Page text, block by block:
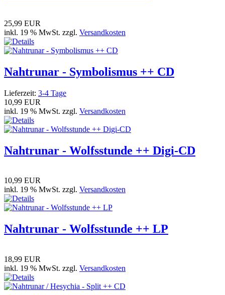
25,99 EUR
inkl. 19 % MwSt. zzgl. Versandkosten
Nahtrunar - Symbolismus ++ CD
Lieferzeit: 3-4 Tage
10,99 EUR
inkl. 19 % MwSt. zzgl. Versandkosten
Nahtrunar - Wolfsstunde ++ Digi-CD
10,99 EUR
inkl. 19 % MwSt. zzgl. Versandkosten
Nahtrunar - Wolfsstunde ++ LP
18,99 EUR
inkl. 19 % MwSt. zzgl. Versandkosten